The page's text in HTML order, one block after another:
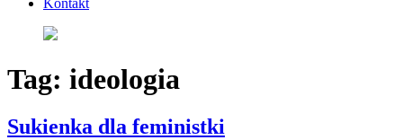
Tag: ideologia
Sukienka dla feministki